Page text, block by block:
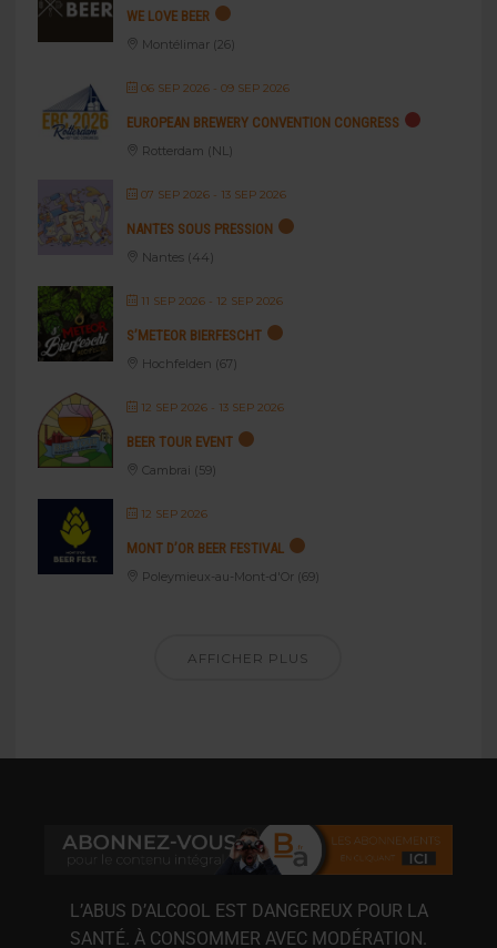
WE LOVE BEER
Montélimar (26)
06 SEP 2026- 09 SEP 2026
EUROPEAN BREWERY CONVENTION CONGRESS
Rotterdam (NL)
07 SEP 2026- 13 SEP 2026
NANTES SOUS PRESSION
Nantes (44)
11 SEP 2026- 12 SEP 2026
S’METEOR BIERFESCHT
Hochfelden (67)
12 SEP 2026- 13 SEP 2026
BEER TOUR EVENT
Cambrai (59)
12 SEP 2026
MONT D’OR BEER FESTIVAL
Poleymieux-au-Mont-d'Or (69)
AFFICHER PLUS
L’ABUS D’ALCOOL EST DANGEREUX POUR LA
SANTÉ. À CONSOMMER AVEC MODÉRATION.